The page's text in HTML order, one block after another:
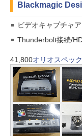
Blackmagic
ビデオキャプチャ
Thunderbolt接続/
41,800オリオスペック